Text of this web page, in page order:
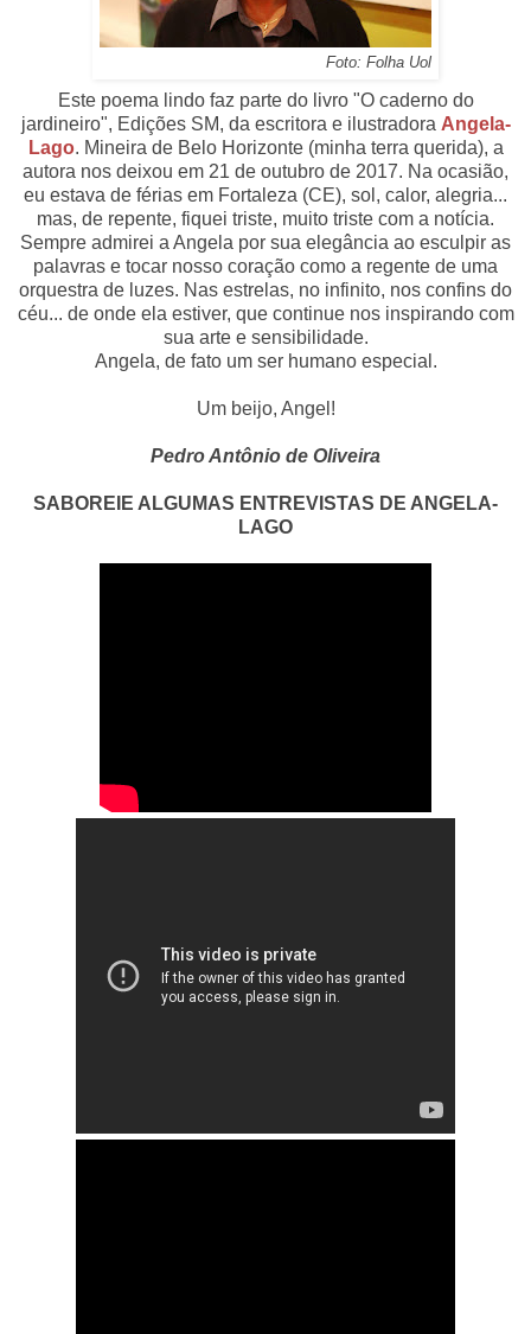
Foto: Folha Uol
Este poema lindo faz parte do livro "O caderno do
jardineiro", Edições SM, da escritora e ilustradora Angela-
Lago. Mineira de Belo Horizonte (minha terra querida), a
autora nos deixou em 21 de outubro de 2017. Na ocasião,
eu estava de férias em Fortaleza (CE), sol, calor, alegria...
mas, de repente, fiquei triste, muito triste com a notícia.
Sempre admirei a Angela por sua elegância ao esculpir as
palavras e tocar nosso coração como a regente de uma
orquestra de luzes. Nas estrelas, no infinito, nos confins do
céu... de onde ela estiver, que continue nos inspirando com
sua arte e sensibilidade.
Angela, de fato um ser humano especial.
Um beijo, Angel!
Pedro Antônio de Oliveira
SABOREIE ALGUMAS ENTREVISTAS DE ANGELA-
LAGO